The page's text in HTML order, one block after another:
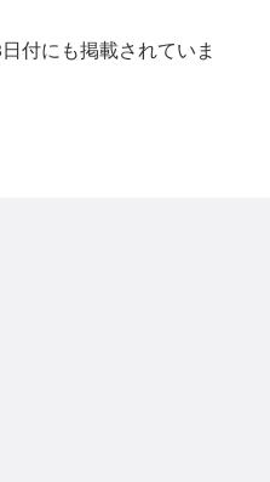
付にも掲載されていま